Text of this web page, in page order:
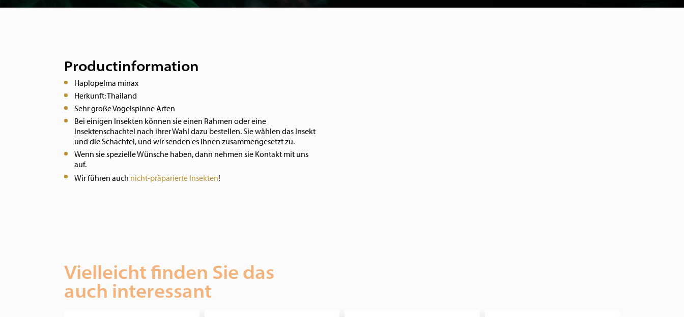
Productinformation
Haplopelma minax
Herkunft: Thailand
Sehr große Vogelspinne Arten
Bei einigen Insekten können sie einen Rahmen oder eine
Insektenschachtel nach ihrer Wahl dazu bestellen. Sie wählen das Insekt
und die Schachtel, und wir senden es ihnen zusammengesetzt zu.
Wenn sie spezielle Wünsche haben, dann nehmen sie Kontakt mit uns
auf.
Wir führen auch nicht-präparierte Insekten!
Vielleicht finden Sie das
auch interessant